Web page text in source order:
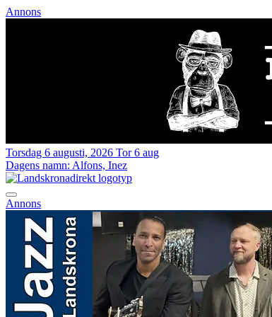
Annons
Torsdag 6 augusti, 2026 Tor 6 aug
Dagens namn: Alfons, Inez
Annons